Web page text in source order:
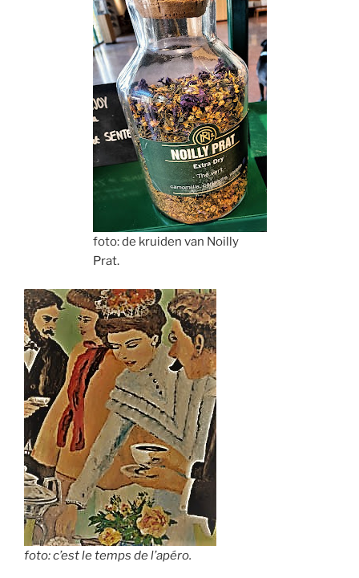
foto: de kruiden van Noilly
Prat.
foto: c’est le temps de l’apéro.